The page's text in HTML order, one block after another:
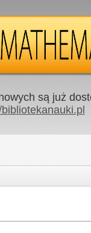
są już